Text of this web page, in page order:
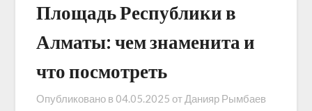
Площадь Республики в
Алматы: чем знаменита и
что посмотреть
Опубликовано в 04.05.2025 от Данияр Рымбаев